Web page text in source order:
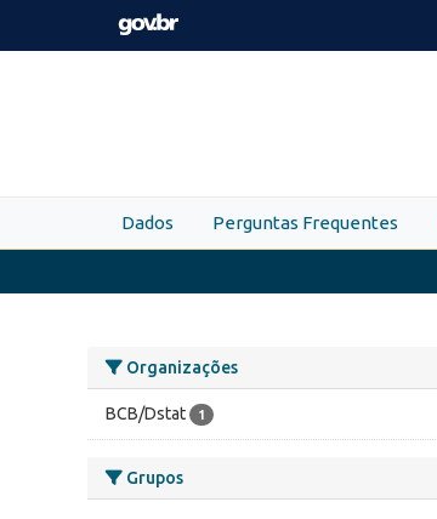
Skip to main content
Dados Perguntas Frequentes
Organizações
BCB/Dstat 1
Grupos